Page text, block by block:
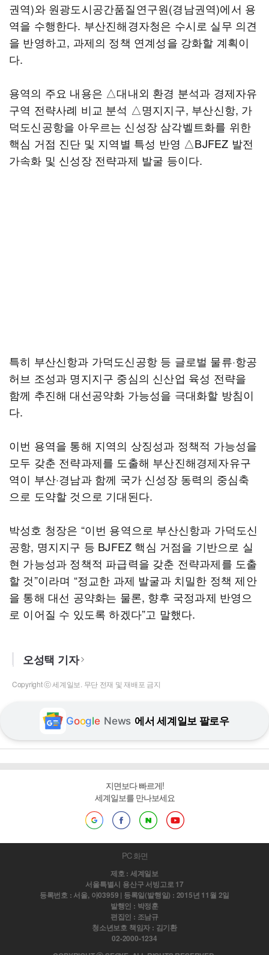
권역)와 원광도시공간품질연구원(경남권역)에서 용
역을 수행한다. 부산진해경자청은 수시로 실무 의견
을 반영하고, 과제의 정책 연계성을 강화할 계획이
다.
용역의 주요 내용은 △대내외 환경 분석과 경제자유
구역 전략사례 비교 분석 △명지지구, 부산신항, 가
덕도신공항을 아우르는 신성장 삼각벨트화를 위한
핵심 거점 진단 및 지역별 특성 반영 △BJFEZ 발전
가속화 및 신성장 전략과제 발굴 등이다.
특히 부산신항과 가덕도신공항 등 글로벌 물류·항공
허브 조성과 명지지구 중심의 신산업 육성 전략을
함께 추진해 대선공약화 가능성을 극대화할 방침이
다.
이번 용역을 통해 지역의 상징성과 정책적 가능성을
모두 갖춘 전략과제를 도출해 부산진해경제자유구
역이 부산·경남과 함께 국가 신성장 동력의 중심축
으로 도약할 것으로 기대된다.
박성호 청장은 “이번 용역으로 부산신항과 가덕도신
공항, 명지지구 등 BJFEZ 핵심 거점을 기반으로 실
현 가능성과 정책적 파급력을 갖춘 전략과제를 도출
할 것”이라며 “정교한 과제 발굴과 치밀한 정책 제안
을 통해 대선 공약화는 물론, 향후 국정과제 반영으
로 이어질 수 있도록 하겠다”고 말했다.
오성택 기자
Copyright ⓒ 세계일보. 무단 전재 및 재배포 금지
Google News 에서 세계일보 팔로우
지면보다 빠르게!
세계일보를 만나보세요
PC 화면
제호 : 세계일보
서울특별시 용산구 서빙고로 17
등록번호 : 서울, 아03959 | 등록일(발행일) : 2015년 11월 2일
발행인 : 박정훈
편집인 : 조남규
청소년보호 책임자 : 김기환
02-2000-1234